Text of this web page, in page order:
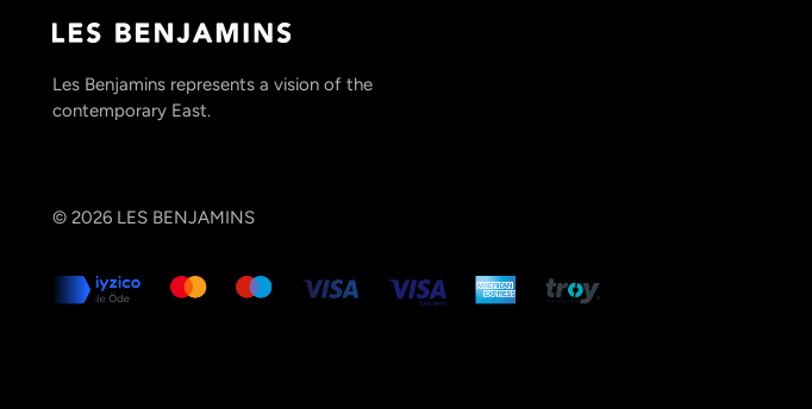
Les Benjamins represents a vision of the
contemporary East.
© 2026 LES BENJAMINS